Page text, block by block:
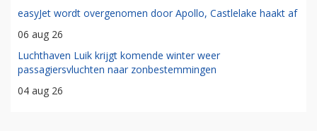
easyJet wordt overgenomen door Apollo, Castlelake haakt af
06 aug 26
Luchthaven Luik krijgt komende winter weer
passagiersvluchten naar zonbestemmingen
04 aug 26